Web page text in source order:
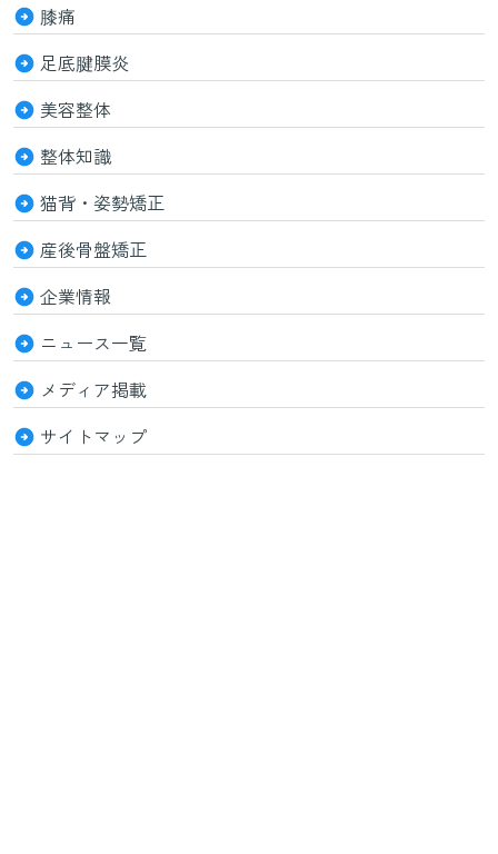
膝痛
足底腱膜炎
美容整体
整体知識
猫背・姿勢矯正
産後骨盤矯正
企業情報
ニュース一覧
メディア掲載
サイトマップ